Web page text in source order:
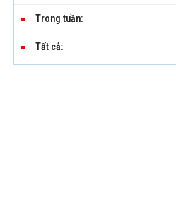
Trong tuần:
Tất cả: